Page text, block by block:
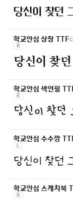
당신이 찾던
학교안심 상장 TTF
R
학교안심 색연필
R
학교안심 수수깡
L
당신이 찾던
학교안심 스케치북
R